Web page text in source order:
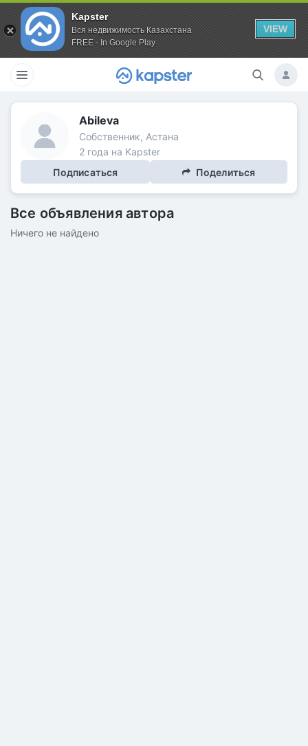
Kapster
Вся недвижимость Казахстана
FREE - In Google Play
VIEW
Abileva
Собственник, Астана
2 года на Kapster
Подписаться
Поделиться
Все объявления автора
Ничего не найдено